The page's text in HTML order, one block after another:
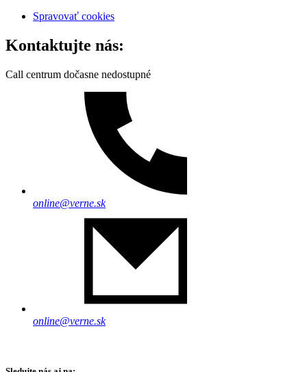
Spravovať cookies
Kontaktujte nás:
Call centrum dočasne nedostupné
online@verne.sk
online@verne.sk